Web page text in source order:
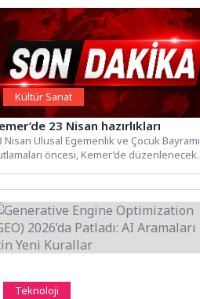
Kültür Sanat
23 Nisan hazırlıkları
Nisan Ulusal Egemenlik ve Çocuk Bayramı
öncesi, Kemer’de düzenlenecek
Teknoloji